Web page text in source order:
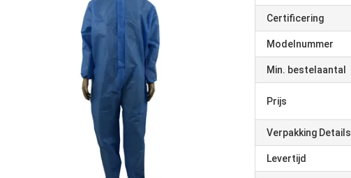
Certificering
Modelnummer
Min. bestelaantal
Prijs
Verpakking Details
Levertijd